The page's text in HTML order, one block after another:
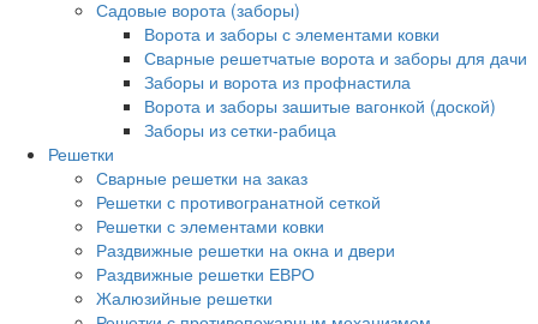
Садовые ворота (заборы)
Ворота и заборы с элементами ковки
Сварные решетчатые ворота и заборы для дачи
Заборы и ворота из профнастила
Ворота и заборы зашитые вагонкой (доской)
Заборы из сетки-рабица
Решетки
Сварные решетки на заказ
Решетки с противогранатной сеткой
Решетки с элементами ковки
Раздвижные решетки на окна и двери
Раздвижные решетки ЕВРО
Жалюзийные решетки